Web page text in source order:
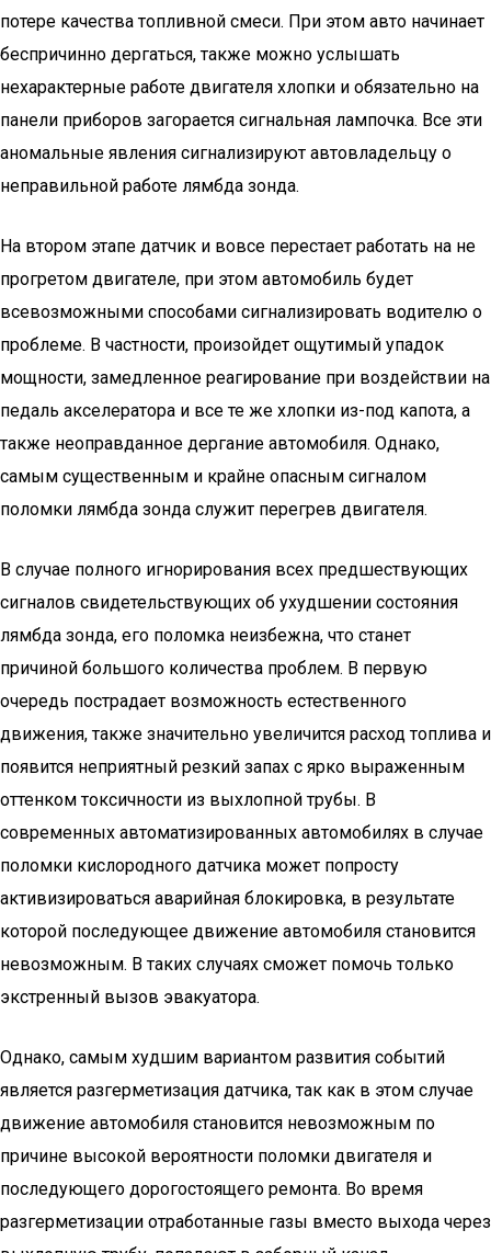
потере качества топливной смеси. При этом авто начинает
беспричинно дергаться, также можно услышать
нехарактерные работе двигателя хлопки и обязательно на
панели приборов загорается сигнальная лампочка. Все эти
аномальные явления сигнализируют автовладельцу о
неправильной работе лямбда зонда.
На втором этапе датчик и вовсе перестает работать на не
прогретом двигателе, при этом автомобиль будет
всевозможными способами сигнализировать водителю о
проблеме. В частности, произойдет ощутимый упадок
мощности, замедленное реагирование при воздействии на
педаль акселератора и все те же хлопки из-под капота, а
также неоправданное дергание автомобиля. Однако,
самым существенным и крайне опасным сигналом
поломки лямбда зонда служит перегрев двигателя.
В случае полного игнорирования всех предшествующих
сигналов свидетельствующих об ухудшении состояния
лямбда зонда, его поломка неизбежна, что станет
причиной большого количества проблем. В первую
очередь пострадает возможность естественного
движения, также значительно увеличится расход топлива и
появится неприятный резкий запах с ярко выраженным
оттенком токсичности из выхлопной трубы. В
современных автоматизированных автомобилях в случае
поломки кислородного датчика может попросту
активизироваться аварийная блокировка, в результате
которой последующее движение автомобиля становится
невозможным. В таких случаях сможет помочь только
экстренный вызов эвакуатора.
Однако, самым худшим вариантом развития событий
является разгерметизация датчика, так как в этом случае
движение автомобиля становится невозможным по
причине высокой вероятности поломки двигателя и
последующего дорогостоящего ремонта. Во время
разгерметизации отработанные газы вместо выхода через